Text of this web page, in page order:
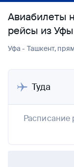
Авиабилеты
рейсы из
Уфа - Ташкент,
Туда
Расписание